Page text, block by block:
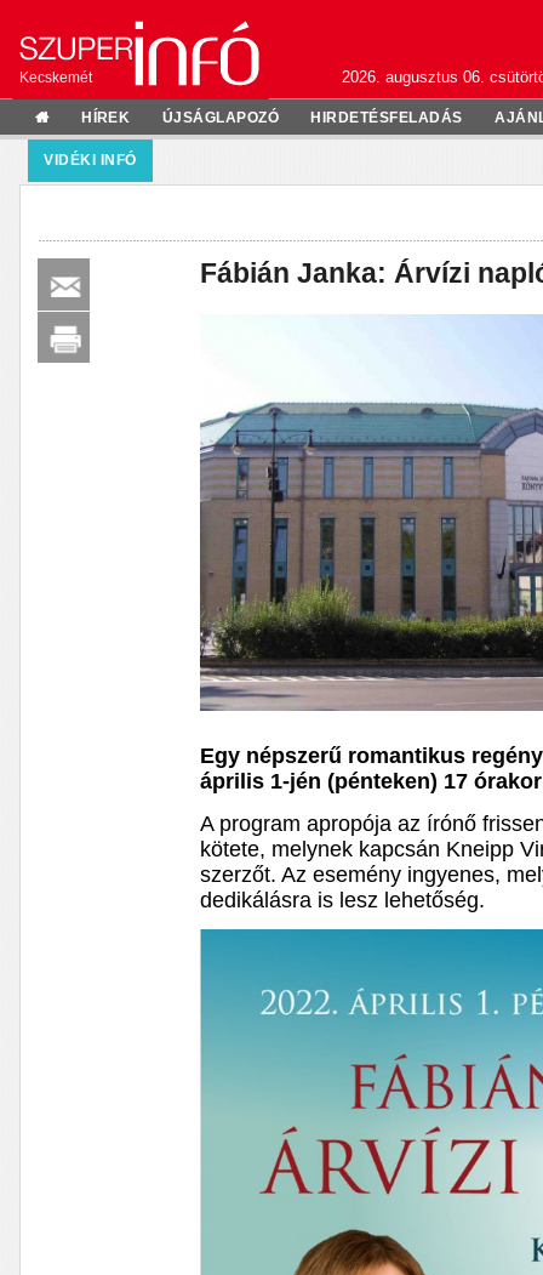
Kecskemét 2026. augusztus 06.
HÍREK ÚJSÁGLAPOZÓ HIRDETÉSFELADÁS
VIDÉKI INFÓ
Fábián Janka: Árvízi
Egy népszerű romantikus
április 1-jén (pénteken) 17
A program apropója az írónő
kötete, melynek kapcsán Kneipp
szerzőt. Az esemény ingyenes,
dedikálásra is lesz lehetőség.